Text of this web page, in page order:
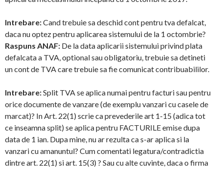
Intrebare:Cand trebuie sa deschid cont pentru tva defalcat,
daca nu optez pentru aplicarea sistemului de la 1 octombrie?
Raspuns ANAF: De la data aplicarii sistemului privind plata
defalcata a TVA, optional sau obligatoriu, trebuie sa detineti
un cont de TVA care trebuie sa fie comunicat contribuabililor.
Intrebare:Split TVA se aplica numai pentru facturi sau pentru
orice documente de vanzare (de exemplu vanzari cu casele de
marcat)? In Art. 22(1) scrie ca prevederile art 1-15 (adica tot
ce inseamna split) se aplica pentru FACTURILE emise dupa
data de 1 ian. Dupa mine, nu ar rezulta ca s-ar aplica si la
vanzari cu amanuntul? Cum comentati legatura/contradictia
dintre art. 22(1) si art. 15(3) ? Sau cu alte cuvinte, daca o firma